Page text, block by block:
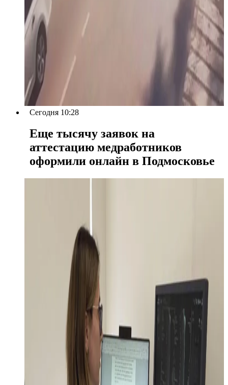
Сегодня 10:28
Еще тысячу заявок на
аттестацию медработников
оформили онлайн в Подмосковье